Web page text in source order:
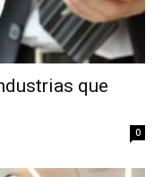
que
0